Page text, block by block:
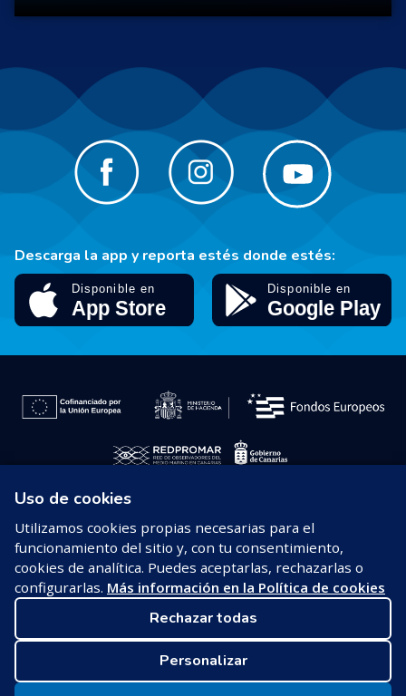
Descarga la app y reporta estés donde estés:
© 2026 REDPROMAR
Aviso legal
Política de privacidad
Política de cookies
Configurar cookies
Uso de cookies
Utilizamos cookies propias necesarias para el
funcionamiento del sitio y, con tu consentimiento,
cookies de analítica. Puedes aceptarlas, rechazarlas o
configurarlas. Más información en la Política de cookies
Rechazar todas
Personalizar